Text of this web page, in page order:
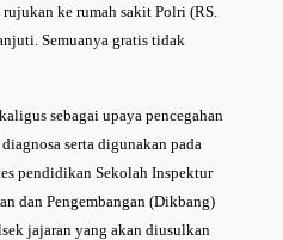
ke rumah sakit Polri (RS.
Semuanya gratis tidak
sebagai upaya pencegahan
serta digunakan pada
pendidikan Sekolah Inspektur
dan Pengembangan (Dikbang)
jajaran yang akan diusulkan